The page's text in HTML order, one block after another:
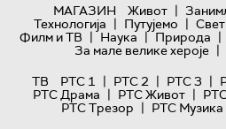
МАГАЗИН
Живот |
Технологијa | Путујемо |
Филм и ТВ | Наука | Природа |
За мале велике хероје |
ТВ
РТС 1 | РТС 2 | РТС 3 |
РТС Драма | РТС Живот |
РТС Трезор | РТС Музика